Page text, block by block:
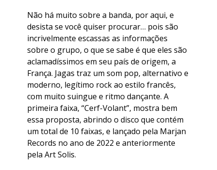
Não há muito sobre a banda, por aqui, e
desista se você quiser procurar… pois são
incrivelmente escassas as informações
sobre o grupo, o que se sabe é que eles são
aclamadíssimos em seu país de origem, a
França. Jagas traz um som pop, alternativo e
moderno, legítimo rock ao estilo francês,
com muito suingue e ritmo dançante. A
primeira faixa, “Cerf-Volant”, mostra bem
essa proposta, abrindo o disco que contém
um total de 10 faixas, e lançado pela Marjan
Records no ano de 2022 e anteriormente
pela Art Solis.